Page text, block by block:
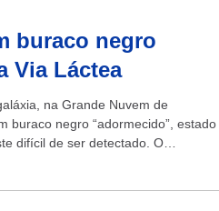
buraco negro
Via Láctea
na Grande Nuvem de
buraco negro “adormecido”, estado
difícil de ser detectado. O